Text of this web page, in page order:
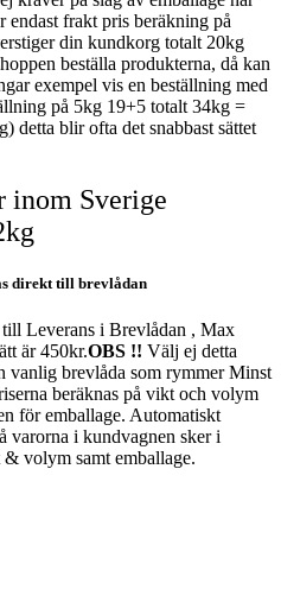
endast frakt pris beräkning på
din kundkorg totalt 20kg
beställa produkterna, då kan
exempel vis en beställning med
på 5kg 19+5 totalt 34kg =
detta blir ofta det snabbast sättet
inom Sverige
direkt till brevlådan
Leverans i Brevlådan , Max
är 450kr.OBS !! Välj ej detta
vanlig brevlåda som rymmer Minst
beräknas på vikt och volym
för emballage. Automatiskt
varorna i kundvagnen sker i
volym samt emballage.